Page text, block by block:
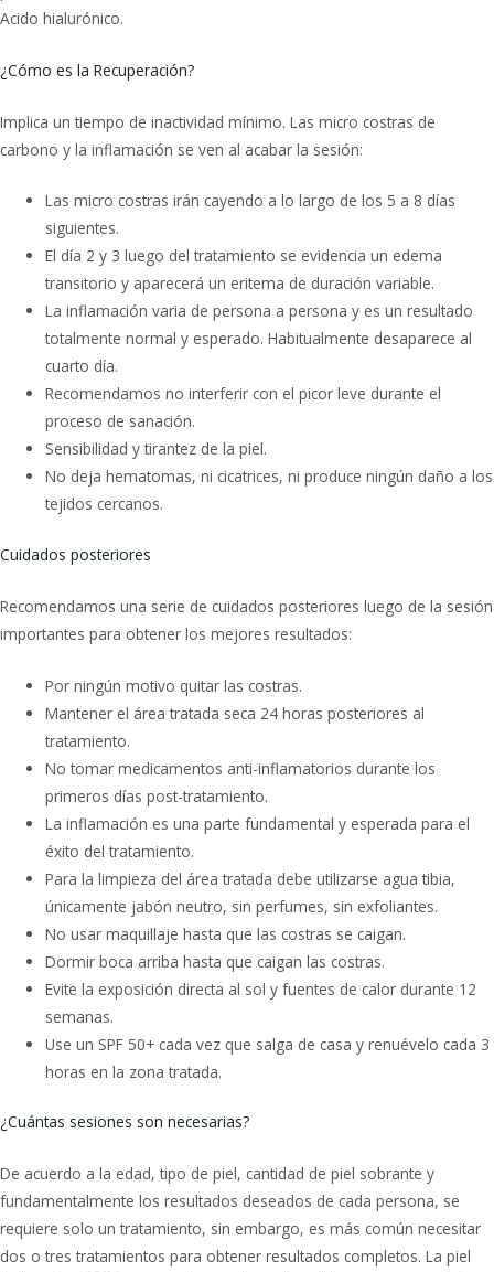
Acido hialurónico.
¿Cómo es la Recuperación?
Implica un tiempo de inactividad mínimo. Las micro costras de
carbono y la inflamación se ven al acabar la sesión:
Las micro costras irán cayendo a lo largo de los 5 a 8 días
siguientes.
El día 2 y 3 luego del tratamiento se evidencia un edema
transitorio y aparecerá un eritema de duración variable.
La inflamación varia de persona a persona y es un resultado
totalmente normal y esperado. Habitualmente desaparece al
cuarto día.
Recomendamos no interferir con el picor leve durante el
proceso de sanación.
Sensibilidad y tirantez de la piel.
No deja hematomas, ni cicatrices, ni produce ningún daño a los
tejidos cercanos.
Cuidados posteriores
Recomendamos una serie de cuidados posteriores luego de la sesión
importantes para obtener los mejores resultados:
Por ningún motivo quitar las costras.
Mantener el área tratada seca 24 horas posteriores al
tratamiento.
No tomar medicamentos anti-inflamatorios durante los
primeros días post-tratamiento.
La inflamación es una parte fundamental y esperada para el
éxito del tratamiento.
Para la limpieza del área tratada debe utilizarse agua tibia,
únicamente jabón neutro, sin perfumes, sin exfoliantes.
No usar maquillaje hasta que las costras se caigan.
Dormir boca arriba hasta que caigan las costras.
Evite la exposición directa al sol y fuentes de calor durante 12
semanas.
Use un SPF 50+ cada vez que salga de casa y renuévelo cada 3
horas en la zona tratada.
¿Cuántas sesiones son necesarias?
De acuerdo a la edad, tipo de piel, cantidad de piel sobrante y
fundamentalmente los resultados deseados de cada persona, se
requiere solo un tratamiento, sin embargo, es más común necesitar
dos o tres tratamientos para obtener resultados completos. La piel